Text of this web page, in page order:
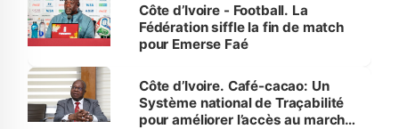
Côte d’Ivoire - Football. La
Fédération siffle la fin de match
pour Emerse Faé
Côte d’Ivoire. Café-cacao: Un
Système national de Traçabilité
pour améliorer l’accès au marché